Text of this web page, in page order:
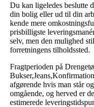
Du kan ligeledes beslutte
din bolig eller ud til din
kende mere
prisbilligste
selv, men den mulighed
forretningens tilholdssted.
Fragtperioden på
afgørende hvis man står
omgående, og herved er
estimerede